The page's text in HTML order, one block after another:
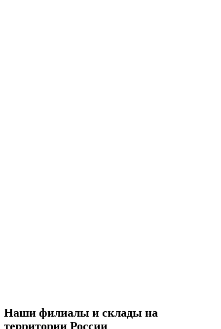
Наши филиалы и склады на
территории России